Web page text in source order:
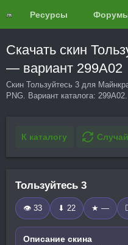
Ресурсы
Скачать скин
— вариант 299A02
Скин Тользуйтесь 3 для
PNG. Вариант каталога: 299A02.
К каталогу
Тользуйтесь 3
👁 33 ⬇ 22 ★ —
Описание скина